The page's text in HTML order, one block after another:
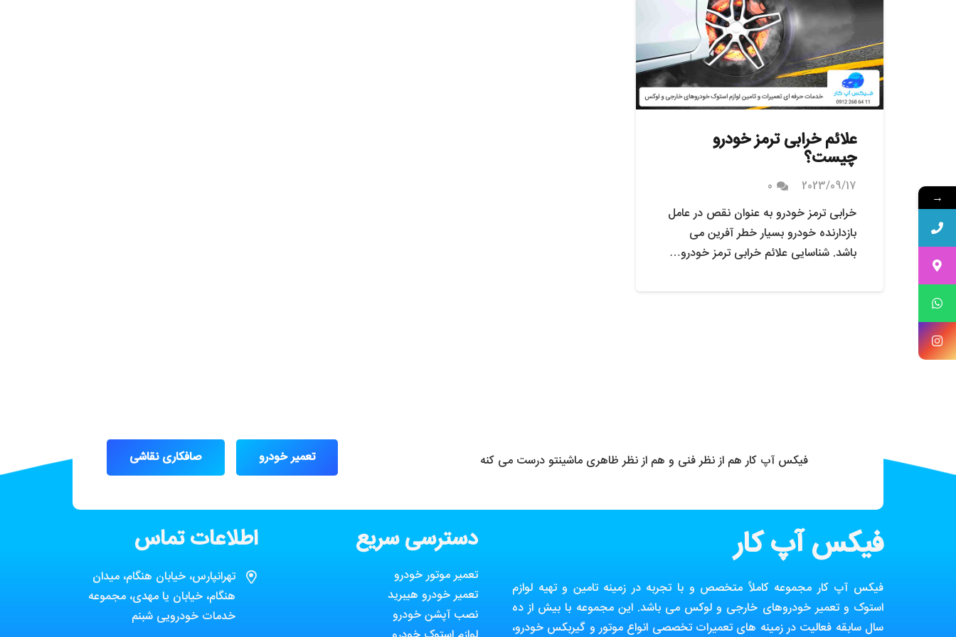
علائم خرابی ترمز خودرو
چیست؟
2023/09/17
0
خرابی ترمز خودرو به عنوان نقص در عامل
بازدارنده خودرو بسیار خطر آفرین می
باشد. شناسایی علائم خرابی ترمز خودرو…
فیکس آپ کار هم از نظر فنی و هم از نظر ظاهری ماشینتو درست می کنه تعمیر خودرو صافکاری نقاشی
فیکس آپ کار
فیکس آپ کار مجموعه کاملاً متخصص و با تجربه در زمینه تامین و تهیه لوازم
استوک و تعمیر خودروهای خارجی و لوکس می باشد. این مجموعه با بیش از ده
سال سابقه فعالیت در زمینه های تعمیرات تخصصی انواع موتور و گیربکس خودرو،
دسترسی سریع
تعمیر موتور خودرو
تعمیر خودرو هیبرید
نصب آپشن خودرو
اطلاعات تماس
تهرانپارس، خیابان هنگام، میدان
هنگام، خیابان یا مهدی، مجموعه
خدمات خودرویی شبنم
→